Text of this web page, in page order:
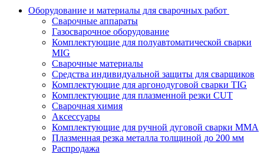
Оборудование и материалы для сварочных работ
Сварочные аппараты
Газосварочное оборудование
Комплектующие для полуавтоматической сварки
MIG
Сварочные материалы
Средства индивидуальной защиты для сварщиков
Комплектующие для аргонодуговой сварки TIG
Комплектующие для плазменной резки CUT
Сварочная химия
Аксессуары
Комплектующие для ручной дуговой сварки MMA
Плазменная резка металла толщиной до 200 мм
Распродажа